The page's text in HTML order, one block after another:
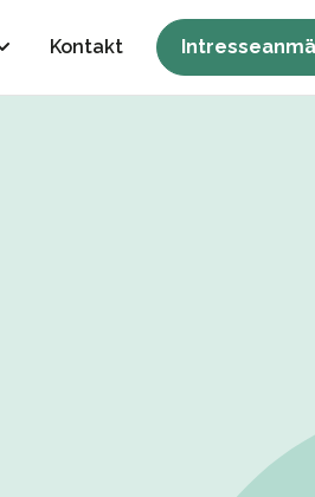
Kontakt